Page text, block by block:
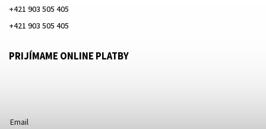
+421 903 505 405
+421 903 505 405
PRIJÍMAME ONLINE PLATBY
Email